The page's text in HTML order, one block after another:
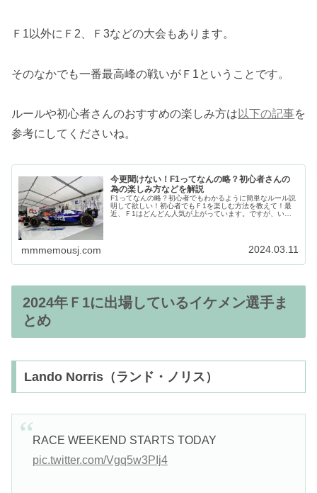
Ｆ1以外にＦ2、Ｆ3などの大会もあります。
そのなかでも一番最高峰の戦いがＦ1ということです。
ルールや初心者さんのおすすめの楽しみ方は 以下の記事を
参考にしてくださいね。
今更聞けない！F1ってなんの略？初心者さんの
為の楽しみ方などを解説
F1ってなんの略？初心者でもわかるように簡単なルール説
明して欲しい！初心者でもＦ1を楽しむ方法を教えて！最
近、Ｆ1はどんどん人気が上がっています。ですが、いき
mmmemousj.com 2024.03.11
2024年Ｆ1に出場しているイケメン選手ま
とめ
Lando Norris（ランド・ノリス）
RACE WEEKEND STARTS TODAY
pic.twitter.com/Vgq5w3PIj4